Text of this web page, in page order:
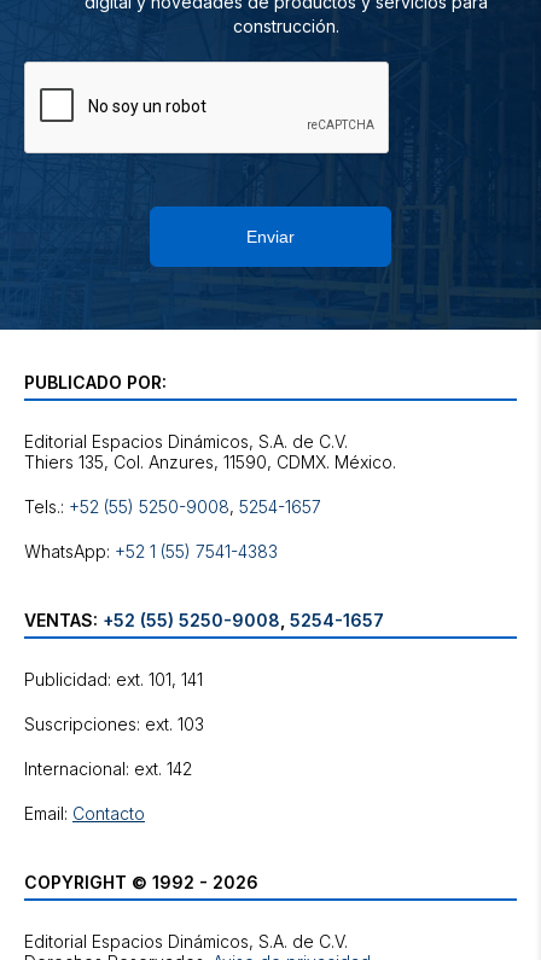
construcción.
Enviar
PUBLICADO POR:
Editorial Espacios Dinámicos, S.A. de C.V.
Tels.: +52 (55) 5250-9008, 5254-1657
WhatsApp: +52 1 (55) 7541-4383
VENTAS: +52 (55) 5250-9008 5254-1657
Publicidad: ext. 101, 141
Suscripciones: ext. 103
Internacional: ext. 142
Email: Contacto
COPYRIGHT © 1992 - 2026
Editorial Espacios Dinámicos, S.A. de C.V.